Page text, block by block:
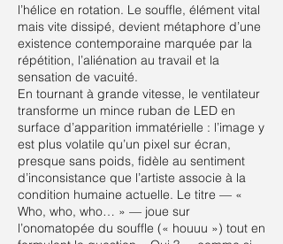
l’hélice en rotation. Le souffle, élément vital
mais vite dissipé, devient métaphore d’une
existence contemporaine marquée par la
répétition, l’aliénation au travail et la
sensation de vacuité.
En tournant à grande vitesse, le ventilateur
transforme un mince ruban de LED en
surface d’apparition immatérielle : l’image y
est plus volatile qu’un pixel sur écran,
presque sans poids, fidèle au sentiment
d’inconsistance que l’artiste associe à la
condition humaine actuelle. Le titre — «
Who, who, who… » — joue sur
l’onomatopée du souffle (« houuu ») tout en